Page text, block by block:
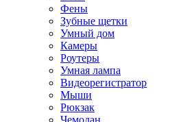
Фены
Зубные щетки
Умный дом
Камеры
Роутеры
Умная лампа
Видеорегистратор
Мыши
Рюкзак
Чемодан